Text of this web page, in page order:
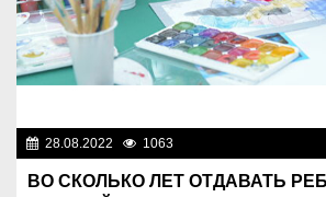
28.08.2022 1063
ВО СКОЛЬКО ЛЕТ ОТДАВАТЬ